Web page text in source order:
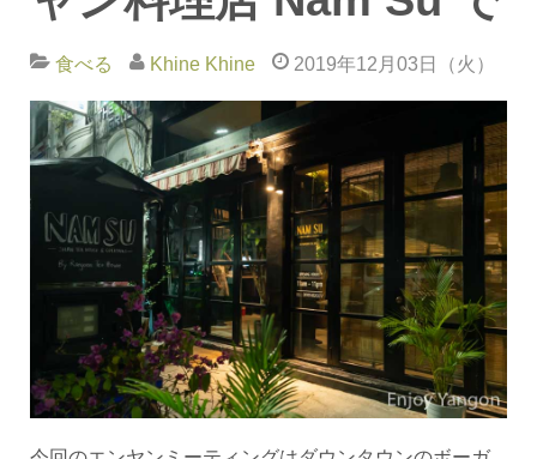
食べる Khine Khine 2019年12月03日（火）